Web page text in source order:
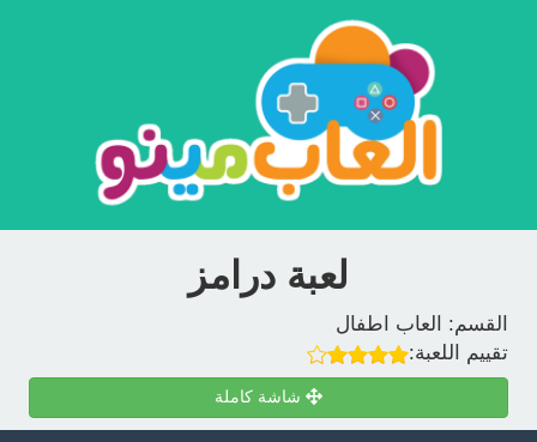
لعبة درامز
القسم:
العاب اطفال
تقييم اللعبة:
شاشة كاملة